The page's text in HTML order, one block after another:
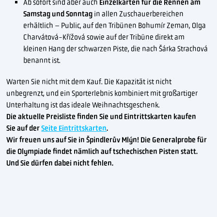
Ab sofort sind aber auch Einzelkarten für die Rennen am
Samstag und Sonntag in allen Zuschauerbereichen
erhältlich – Public, auf den Tribünen Bohumír Zeman, Olga
Charvátová-Křížová sowie auf der Tribüne direkt am
kleinen Hang der schwarzen Piste, die nach Šárka Strachová
benannt ist.
Warten Sie nicht mit dem Kauf. Die Kapazität ist nicht
unbegrenzt, und ein Sporterlebnis kombiniert mit großartiger
Unterhaltung ist das ideale Weihnachtsgeschenk.
Die aktuelle Preisliste finden Sie und Eintrittskarten kaufen
Sieauf derSeite Eintrittskarten.
Wir freuen uns auf Sie in Špindlerův Mlýn! Die Generalprobe für
die Olympiade findet nämlich auf tschechischen Pisten statt.
Und Sie dürfen dabei nicht fehlen.